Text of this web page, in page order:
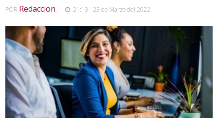
POR Redaccion, 21:13 - 23 de Marzo del 2022